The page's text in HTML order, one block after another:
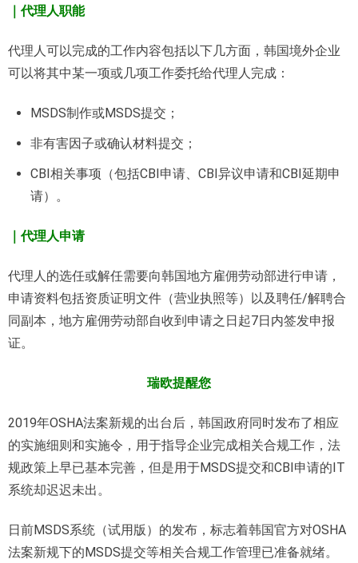
｜代理人职能
代理人可以完成的工作内容包括以下几方面，韩国境外企业
可以将其中某一项或几项工作委托给代理人完成：
MSDS制作或MSDS提交；
非有害因子或确认材料提交；
CBI相关事项（包括CBI申请、CBI异议申请和CBI延期申
请）。
｜代理人申请
代理人的选任或解任需要向韩国地方雇佣劳动部进行申请，
申请资料包括资质证明文件（营业执照等）以及聘任/解聘合
同副本，地方雇佣劳动部自收到申请之日起7日内签发申报
证。
瑞欧提醒您
2019年OSHA法案新规的出台后，韩国政府同时发布了相应
的实施细则和实施令，用于指导企业完成相关合规工作，法
规政策上早已基本完善，但是用于MSDS提交和CBI申请的IT
系统却迟迟未出。
日前MSDS系统（试用版）的发布，标志着韩国官方对OSHA
法案新规下的MSDS提交等相关合规工作管理已准备就绪。